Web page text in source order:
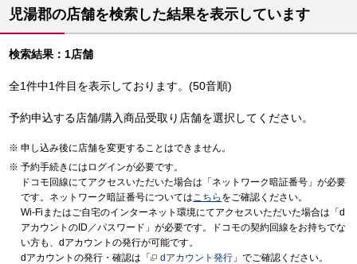
児湯郡の店舗を検索した結果を表示しています
検索結果：1店舗
全1件中1件目を表示しております。(50音順)
予約申込する店舗/購入商品受取り店舗を選択してください。
申し込み後に店舗を変更することはできません。
予約手続きにはログインが必要です。
ドコモ回線にてアクセスいただいた場合は「ネットワーク暗証番号」が必要
です。ネットワーク暗証番号についてはこちら をご確認ください。
Wi-Fiまたはご自宅のインターネット環境にてアクセスいただいた場合は「d
アカウントのID／パスワード」が必要です。ドコモの契約回線をお持ちでな
い方も、dアカウントの発行が可能です。
dアカウントの発行・確認は「
dアカウント発行 」でご確認ください。